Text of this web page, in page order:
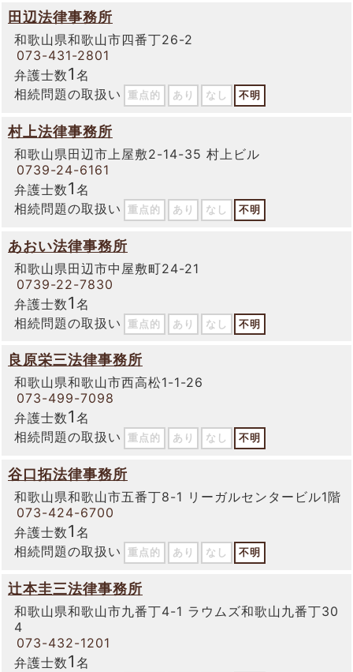
田辺法律事務所
和歌山県和歌山市四番丁26-2
073-431-2801
弁護士数1 名
相続問題の取扱い
重点的 あり なし 不明
村上法律事務所
和歌山県田辺市上屋敷2-14-35 村上ビル
0739-24-6161
弁護士数1 名
相続問題の取扱い
重点的 あり なし 不明
あおい法律事務所
和歌山県田辺市中屋敷町24-21
0739-22-7830
弁護士数1 名
相続問題の取扱い
重点的 あり なし 不明
良原栄三法律事務所
和歌山県和歌山市西高松1-1-26
073-499-7098
弁護士数1 名
相続問題の取扱い
重点的 あり なし 不明
谷口拓法律事務所
和歌山県和歌山市五番丁8-1 リーガルセンタービル1階
073-424-6700
弁護士数1 名
相続問題の取扱い
重点的 あり なし 不明
辻本圭三法律事務所
和歌山県和歌山市九番丁4-1 ラウムズ和歌山九番丁30
4
073-432-1201
弁護士数1 名